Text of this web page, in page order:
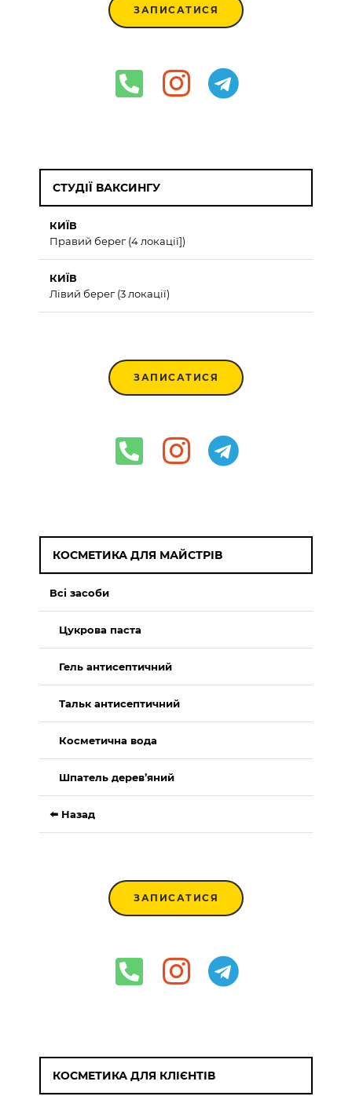
ЗАПИСАТИСЯ
СТУДІЇ ВАКСИНГУ
КИЇВ
Правий берег (4 локації])
КИЇВ
Лівий берег (3 локації)
ЗАПИСАТИСЯ
КОСМЕТИКА ДЛЯ МАЙСТРІВ
Всі засоби
Цукрова паста
Гель антисептичний
Тальк антисептичний
Косметична вода
Шпатель дерев’яний
⬅️ Назад
ЗАПИСАТИСЯ
КОСМЕТИКА ДЛЯ КЛІЄНТІВ